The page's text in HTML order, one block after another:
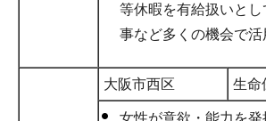
等休暇を有給扱いと
事など多くの機会で活
大阪市西区 生命
女性が意欲・能力を